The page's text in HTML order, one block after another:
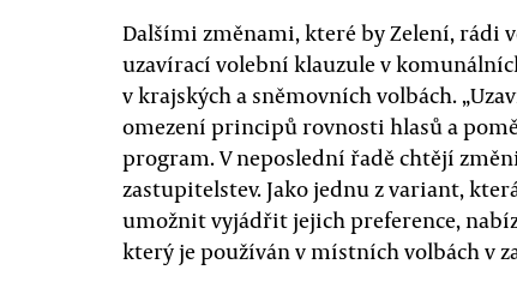
Dalšími změnami, které by Zelení, rádi
uzavírací volební klauzule v
v krajských a sněmovních volbách.
omezení principů rovnosti hlasů a
program. V neposlední řadě chtějí
zastupitelstev. Jako jednu z variant,
umožnit vyjádřit jejich preference,
který je používán v místních volbách v